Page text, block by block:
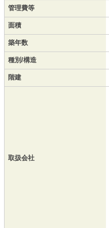
管理費等
面積
築年数
種別/構造
階建
取扱会社